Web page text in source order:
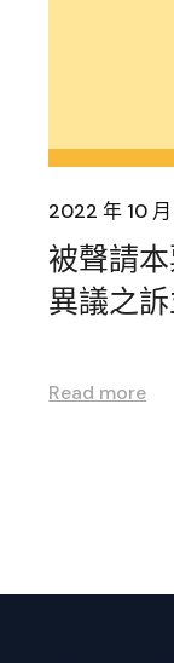
2022 年 10
被聲請
異議之
Read more